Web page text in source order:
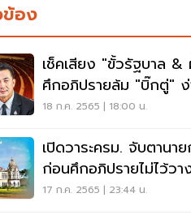
ข้อง
เช็คเสียง "ขั้วรัฐบาล &
ศึกอภิปรายล้ม "บิ๊กตู่" ง่
18 ก.ค. 2565 | 18:00 น.
เปิดวาระครม. จับตานา
ก่อนศึกอภิปรายไม่ไว้วา
17 ก.ค. 2565 | 23:44 น.